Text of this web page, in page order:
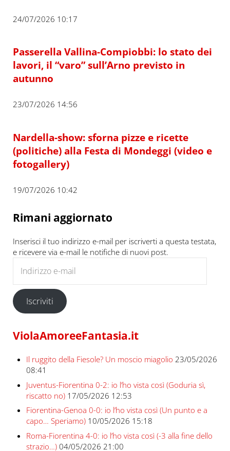
24/07/2026 10:17
Passerella Vallina-Compiobbi: lo stato dei
lavori, il “varo” sull’Arno previsto in
autunno
23/07/2026 14:56
Nardella-show: sforna pizze e ricette
(politiche) alla Festa di Mondeggi (video e
fotogallery)
19/07/2026 10:42
Rimani aggiornato
Inserisci il tuo indirizzo e-mail per iscriverti a questa testata,
e ricevere via e-mail le notifiche di nuovi post.
Iscriviti
ViolaAmoreeFantasia.it
Il ruggito della Fiesole? Un moscio miagolio 23/05/2026
08:41
Juventus-Fiorentina 0-2: io l’ho vista così (Goduria sì,
riscatto no) 17/05/2026 12:53
Fiorentina-Genoa 0-0: io l’ho vista così (Un punto e a
capo… Speriamo) 10/05/2026 15:18
Roma-Fiorentina 4-0: io l’ho vista così (-3 alla fine dello
strazio…) 04/05/2026 21:00